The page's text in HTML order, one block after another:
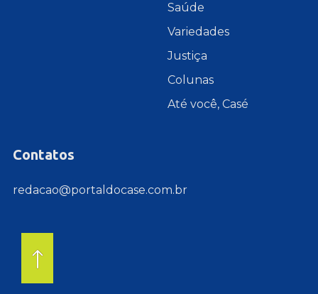
Saúde
Variedades
Justiça
Colunas
Até você, Casé
Contatos
redacao@portaldocase.com.br